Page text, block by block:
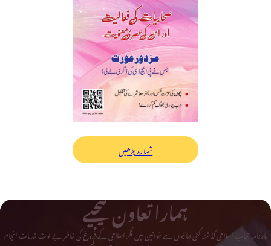
شمارہ پڑھیں
ہمارا تعاون کیجیے
ماہ نامہ حجاب اسلامی گذشتہ کئی دہائیوں سے خواتین میں فکر اسلامی کے فروغ کی خاطر بے لوث خدمات انجام